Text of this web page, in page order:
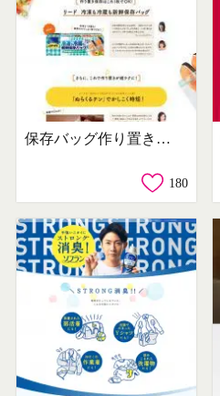
保存バッグ作り置きで！1週間のりきり！15分献立コーデ
180